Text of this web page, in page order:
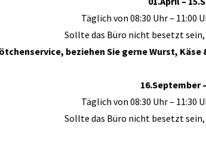
Täglich von 08:30 Uhr – 11:00
Sollte das Büro nicht besetzt
beziehen Sie gerne Wurst,
16.September
Täglich von 08:30 Uhr – 11:30
Sollte das Büro nicht besetzt